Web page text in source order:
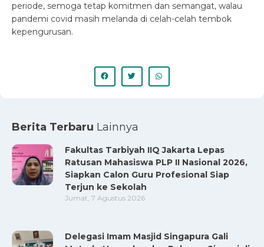
periode, semoga tetap komitmen dan semangat, walau
pandemi covid masih melanda di celah-celah tembok
kepengurusan.
Berita Terbaru Lainnya
Fakultas Tarbiyah IIQ Jakarta Lepas
Ratusan Mahasiswa PLP II Nasional 2026,
Siapkan Calon Guru Profesional Siap
Terjun ke Sekolah
Jumat, 7 Agustus 2026
Delegasi Imam Masjid Singapura Gali